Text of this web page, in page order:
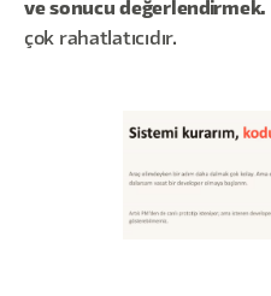
ve sonucu değerlendirmek.
çok rahatlatıcıdır.